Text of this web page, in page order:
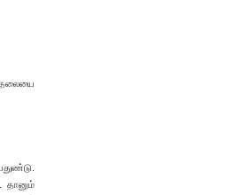
தானும்